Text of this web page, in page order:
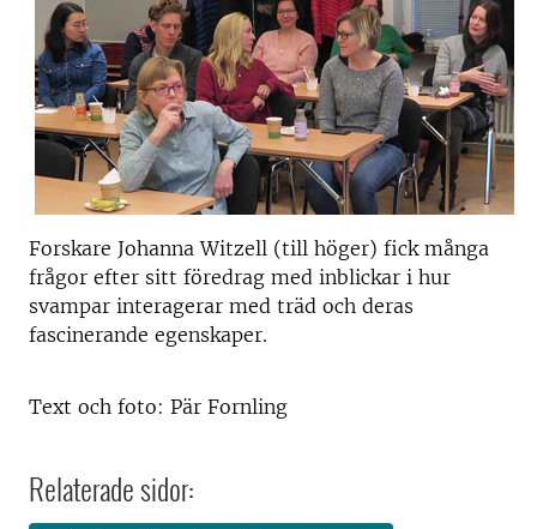
Forskare Johanna Witzell (till höger) fick många
frågor efter sitt föredrag med inblickar i hur
svampar interagerar med träd och deras
fascinerande egenskaper.
Text och foto: Pär Fornling
Relaterade sidor: